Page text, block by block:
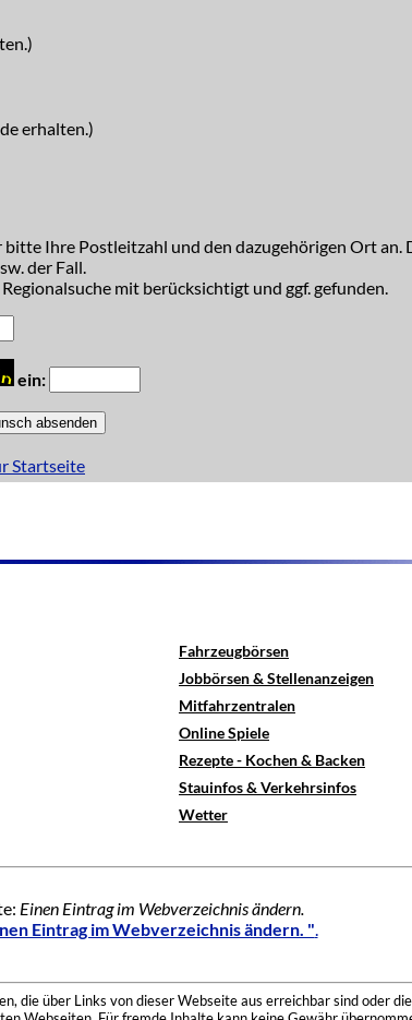
erhalten.)
Ihre Postleitzahl und den dazugehörigen Ort an.
der Fall.
mit berücksichtigt und ggf. gefunden.
ein:
Startseite
Fahrzeugbörsen
Jobbörsen & Stellenanzeigen
Mitfahrzentralen
Online Spiele
Rezepte - Kochen & Backen
Stauinfos & Verkehrsinfos
Wetter
Einen Eintrag im Webverzeichnis ändern.
Eintrag im Webverzeichnis ändern. ".
über Links von dieser Webseite aus erreichbar sind oder